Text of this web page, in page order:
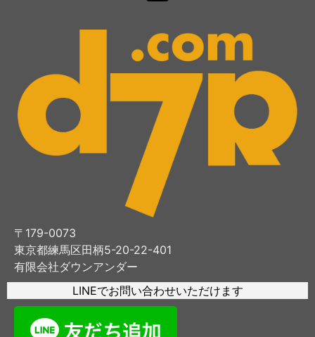
〒179-0073
東京都練馬区田柄5-20-22-401
有限会社ダウンアンダー
LINEでお問い合わせいただけます